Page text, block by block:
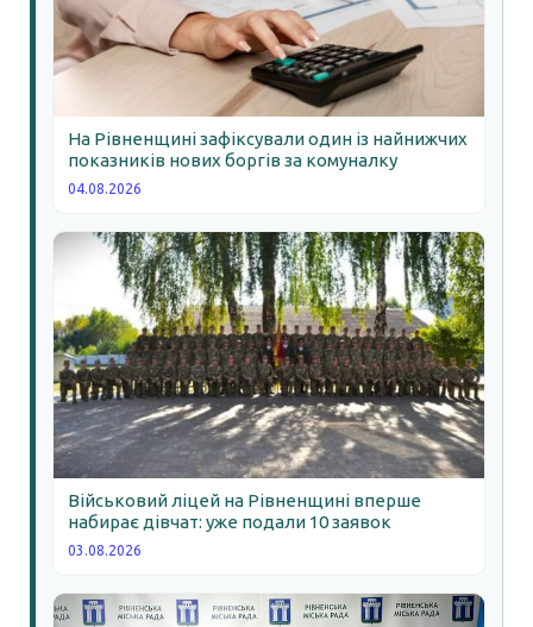
На Рівненщині зафіксували один із найнижчих
показників нових боргів за комуналку
04.08.2026
Військовий ліцей на Рівненщині вперше
набирає дівчат: уже подали 10 заявок
03.08.2026